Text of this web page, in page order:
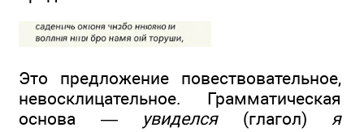
Это предложение повествовательное,
невосклицательное. Грамматическая
основа —
увиделся(глагол) я